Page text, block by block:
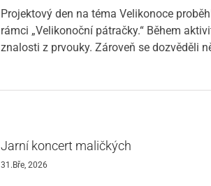
Projektový den na téma Velikonoce
rámci „Velikonoční pátračky.“ Během
znalosti z prvouky. Zároveň se dozvěděli
Jarní koncert maličkých
31.Bře, 2026